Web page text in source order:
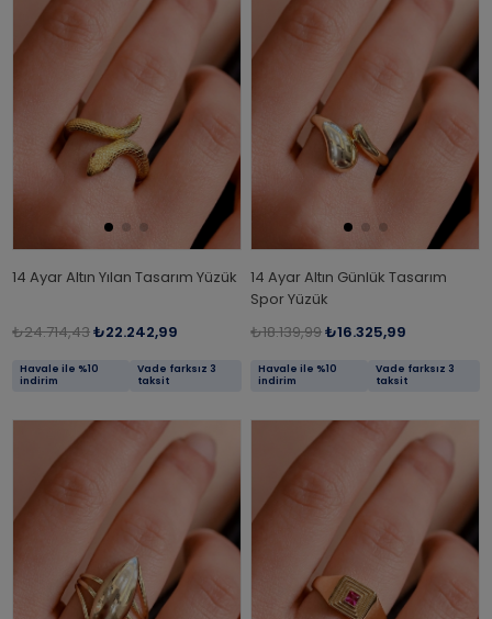
14 Ayar Altın Yılan Tasarım Yüzük
₺24.714,43₺22.242,99
Havale ile %10
indirim
Vade farksız 3
taksit
14 Ayar Altın Günlük Tasarım
Spor Yüzük
₺18.139,99₺16.325,99
Havale ile %10
indirim
Vade farksız 3
taksit